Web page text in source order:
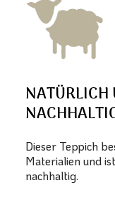
NATÜRLICH
Dieser Teppich
Materialien und
nachhaltig.